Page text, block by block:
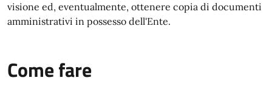
visione ed, eventualmente, ottenere copia di documenti
amministrativi in possesso dell'Ente.
Come fare